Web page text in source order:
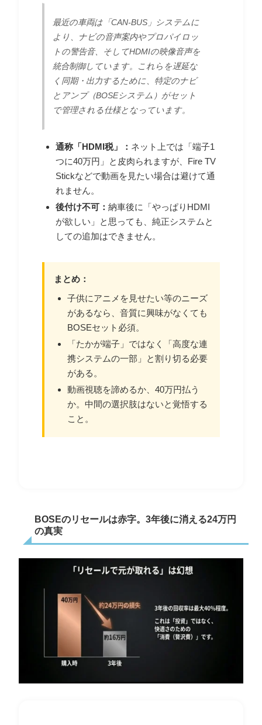
最近の車両は「CAN-BUS」システムに
より、ナビの音声案内やプロパイロッ
トの警告音、そしてHDMIの映像音声を
統合制御しています。これらを遅延な
く同期・出力するために、特定のナビ
とアンプ（BOSEシステム）がセット
で管理される仕様となっています。
通称「HDMI税」： ネット上では「端子1
つに40万円」と皮肉られますが、Fire TV
Stickなどで動画を見たい場合は避けて通
れません。
後付け不可：納車後に「やっぱりHDMI
が欲しい」と思っても、純正システムと
しての追加はできません。
まとめ：
子供にアニメを見せたい等のニーズ
があるなら、音質に興味がなくても
BOSEセット必須。
「たかが端子」ではなく「高度な連
携システムの一部」と割り切る必要
がある。
動画視聴を諦めるか、40万円払う
か。中間の選択肢はないと覚悟する
こと。
BOSEのリセールは赤字。3年後に消える24万円
の真実